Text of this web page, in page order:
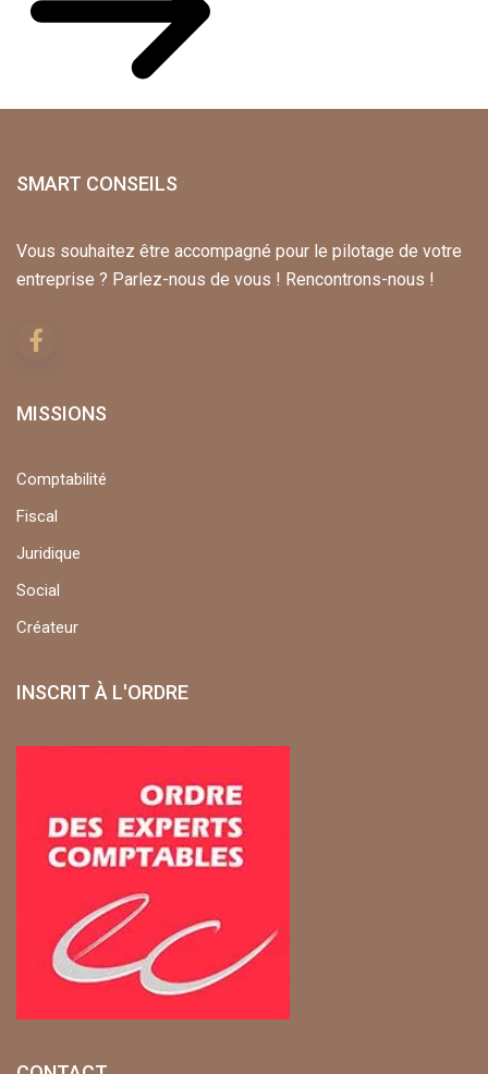
SMART CONSEILS
Vous souhaitez être accompagné pour le pilotage de votre
entreprise ? Parlez-nous de vous ! Rencontrons-nous !
MISSIONS
Comptabilité
Fiscal
Juridique
Social
Créateur
INSCRIT À L'ORDRE